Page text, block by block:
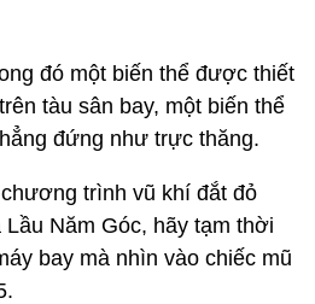
đó một biến thể được thiết
tàu sân bay, một biến thể
đứng như trực thăng.
trình vũ khí đắt đỏ
Năm Góc, hãy tạm thời
bay mà nhìn vào chiếc mũ